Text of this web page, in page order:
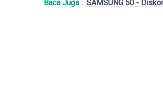
Baca Juga : SAMSUNG 50 -